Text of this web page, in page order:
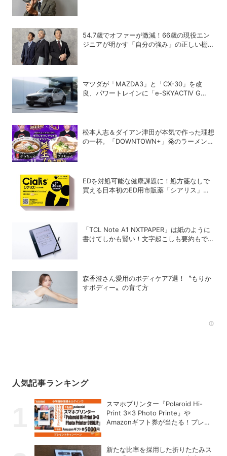
54.7歳でオファーが激減！66歳の現役エン
ジニアが明かす「自分の強み」の正しい棚卸
マツダが「MAZDA3」と「CX-30」を改
良、パワートレインに「e-SKYACTIV G
松本人志＆ダイアン津田が本気で作った理想
の一杯。「DOWNTOWN+」発のラーメンを
EDを対処可能な健康課題に！処方箋なしで
買える日本初のED用市販薬「シアリス」が
「TCL Note A1 NXTPAPER」は紙のように
書けてしかも賢い！文字起こしも要約もでき
森香澄さん愛用のボディケア7選！〝もりか
すボディー〟の育て方
人気記事ランキング
スマホプリンター『Polaroid Hi-
Print 3×3 Photo Printe』や
Amazonギフト券が当たる！プレゼ
新たな比率を採用した折りたたみス